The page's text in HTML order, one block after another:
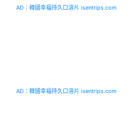
AD：韓國幸福持久口溶片 isentrips.com
AD：韓國幸福持久口溶片 isentrips.com